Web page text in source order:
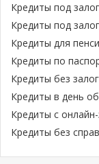
Кредиты под
Кредиты под
Кредиты для
Кредиты по
Кредиты без
Кредиты в день
Кредиты с
Кредиты без